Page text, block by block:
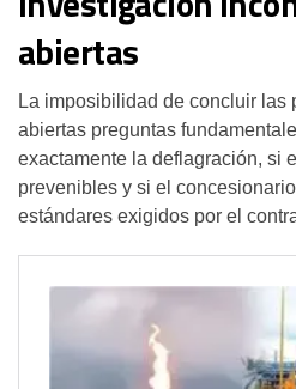
abiertas
La imposibilidad de concluir las
abiertas preguntas
exactamente la deflagración, si
prevenibles y si el
estándares exigidos por el